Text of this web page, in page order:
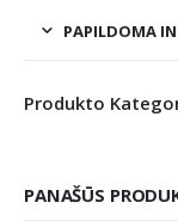
PAPILDOMA
Produkto
PANAŠŪS